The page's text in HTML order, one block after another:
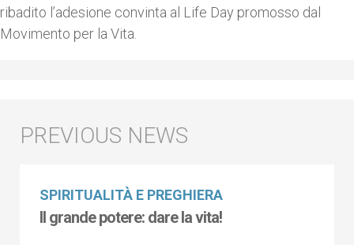
ribadito l’adesione convinta al Life Day promosso dal
Movimento per la Vita.
SPIRITUALITÀ E PREGHIERA
Il grande potere: dare la vita!